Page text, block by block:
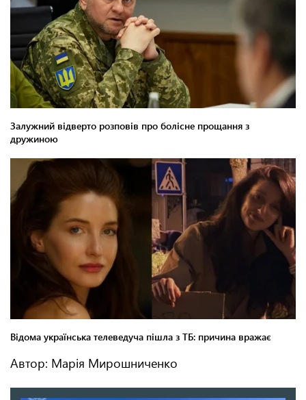
Автор: Марія Мирошниченко